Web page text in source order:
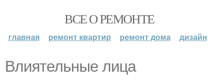
ВСЕ О РЕМОНТЕ
главная ремонт квартир ремонт дома дизайн
Влиятельные лица